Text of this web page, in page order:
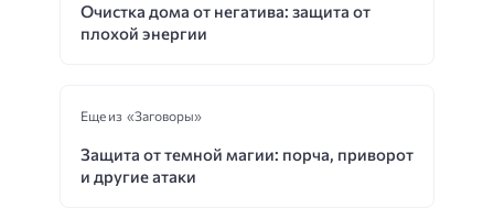
Очистка дома от негатива: защита от
плохой энергии
Еще из «Заговоры»
Защита от темной магии: порча, приворот
и другие атаки